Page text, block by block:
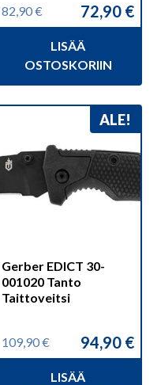
82,90€
Alkuperäinen
hinta
82,90 €.
72,90 €
Nykyinen
hinta
72,90 €.
LISÄÄ
OSTOSKORIIN
ALE!
Gerber EDICT 30-
001020 Tanto
Taittoveitsi
109,90€
Alkuperäinen
hinta
94,90 €
Nykyinen
hinta
LISÄÄ